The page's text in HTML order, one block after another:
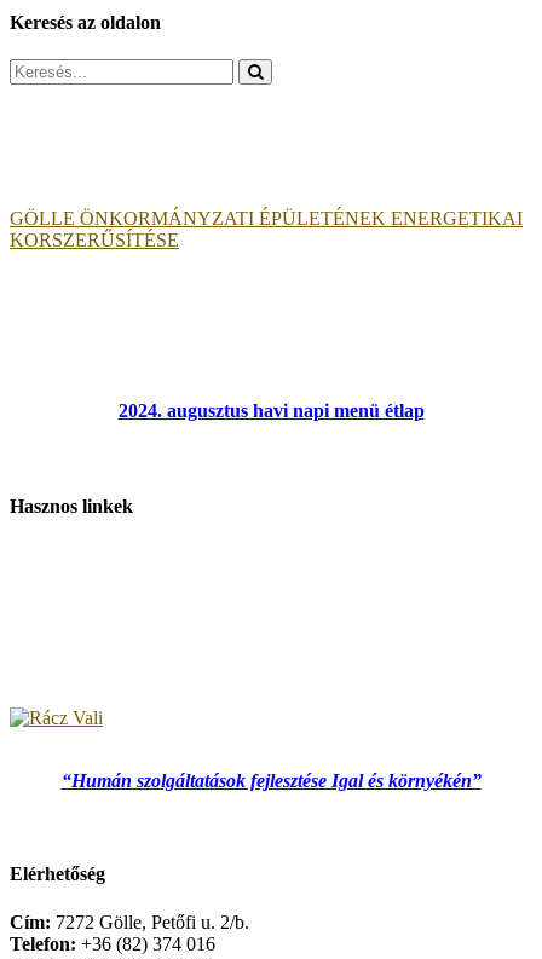
Keresés az oldalon
Search
for:
GÖLLE ÖNKORMÁNYZATI ÉPÜLETÉNEK ENERGETIKAI
KORSZERŰSÍTÉSE
2024. augusztus havi napi menü étlap
Hasznos linkek
“Humán szolgáltatások fejlesztése Igal és környékén”
Elérhetőség
Cím: 7272 Gölle, Petőfi u. 2/b.
Telefon: +36 (82) 374 016